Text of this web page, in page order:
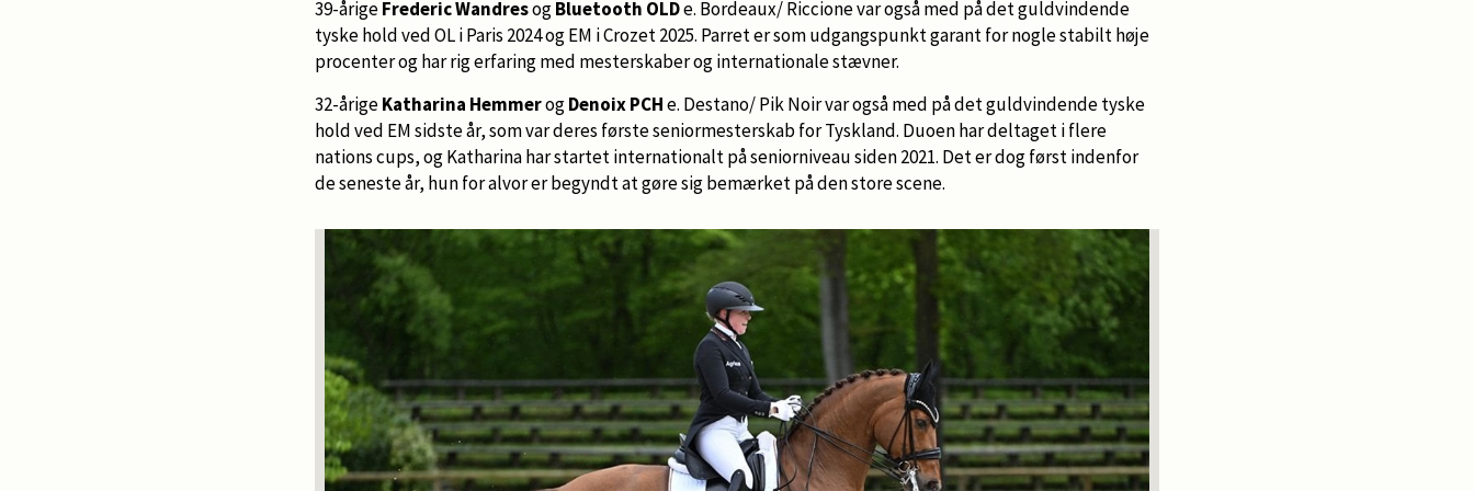
39-årigeFrederic WandresogBluetooth OLDe. Bordeaux/ Riccione var også med på det guldvindende
tyske hold ved OL i Paris 2024 og EM i Crozet 2025. Parret er som udgangspunkt garant for nogle stabilt høje
procenter og har rig erfaring med mesterskaber og internationale stævner.
32-årigeKatharina HemmerogDenoix PCHe. Destano/ Pik Noir var også med på det guldvindende tyske
hold ved EM sidste år, som var deres første seniormesterskab for Tyskland. Duoen har deltaget i flere
nations cups, og Katharina har startet internationalt på seniorniveau siden 2021. Det er dog først indenfor
de seneste år, hun for alvor er begyndt at gøre sig bemærket på den store scene.